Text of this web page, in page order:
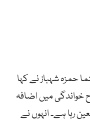
حمزہ شہباز نے کہا
خواندگی میں اضافہ
رہا ہے۔ انہوں نے